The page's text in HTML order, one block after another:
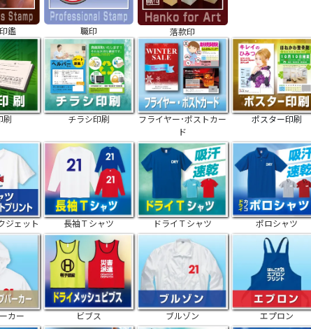
鑑 職印 落款印
刷 チラシ印刷
フライヤー･ポストカー
ド
ポスター印刷
ジェット 長袖Ｔシャツ ドライＴシャツ ポロシャツ
カー ビブス ブルゾン エプロン